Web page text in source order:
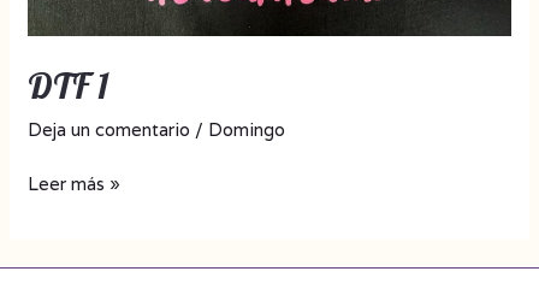
DTF 1
Deja un comentario / Domingo
Leer más »